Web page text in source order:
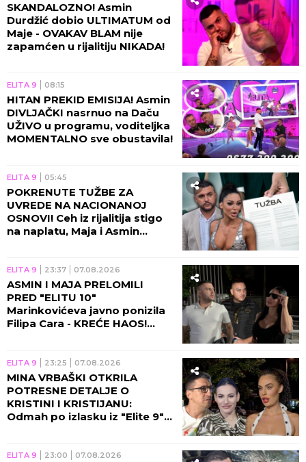
SKANDALOZNO! Asmin
Durdžić dobio ULTIMATUM od
Maje - OVAKAV BLAM nije
zapamćen u rijalitiju NIKADA!
ELITA 9 08:15
HITAN PREKID EMISIJA! Asmin
DIVLJAČKI nasrnuo na Daču
UŽIVO u programu, voditeljka
MOMENTALNO sve obustavila!
ELITA 9 05:45
POKRENUTE TUŽBE ZA
UVREDE NA NACIONANOJ
OSNOVI! Ceh iz rijalitija stigo
na naplatu, Maja i Asmin
ELITA 9 23:37 07.08.2026
ASMIN I MAJA PRELOMILI
PRED "ELITU 10"
Marinkovićeva javno ponizila
Filipa Cara - KREĆE HAOS!
ELITA 9 23:25 07.08.2026
MINA VRBAŠKI OTKRILA
POTRESNE DETALJE O
KRISTINI I KRISTIJANU:
Odmah po izlasku iz "Elite 9"
ELITA 9 23:00 07.08.2026